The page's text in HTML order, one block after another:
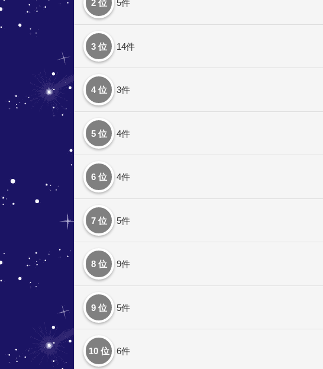
2 位 5件
3 位 14件
4 位 3件
5 位 4件
6 位 4件
7 位 5件
8 位 9件
9 位 5件
10 位 6件